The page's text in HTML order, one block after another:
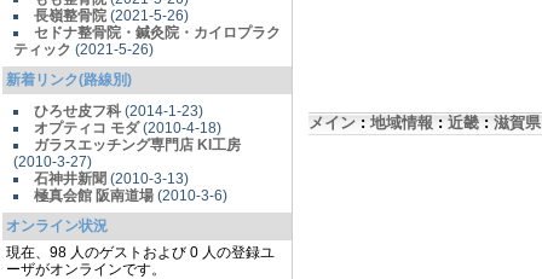
長嶺整骨院 (2021-5-26)
セドナ整骨院・鍼灸院・カイロプラク
ティック (2021-5-26)
新着リンク(路線別)
ひろせ皮フ科 (2014-1-23)
オプティコ モダ(2010-4-18)
ガラスエッチング専門店 KI工房
(2010-3-27)
石神井新聞 (2010-3-13)
極真会館 阪南道場 (2010-3-6)
オンライン状況
現在、98 人のゲストおよび 0 人の登録ユ
ーザがオンラインです。
メイン : 地域情報 : 近畿 : 滋賀県